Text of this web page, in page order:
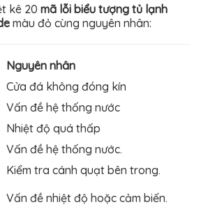
kê 20 mã lỗi biểu tượng tủ lạnh
màu đỏ cùng nguyên nhân:
Nguyên nhân
Cửa đá không đóng kín
Vấn đề hệ thống nước
Nhiệt độ quá thấp
Vấn đề hệ thống nước.
Kiểm tra cánh quạt bên trong.
Vấn đề nhiệt độ hoặc cảm biến.